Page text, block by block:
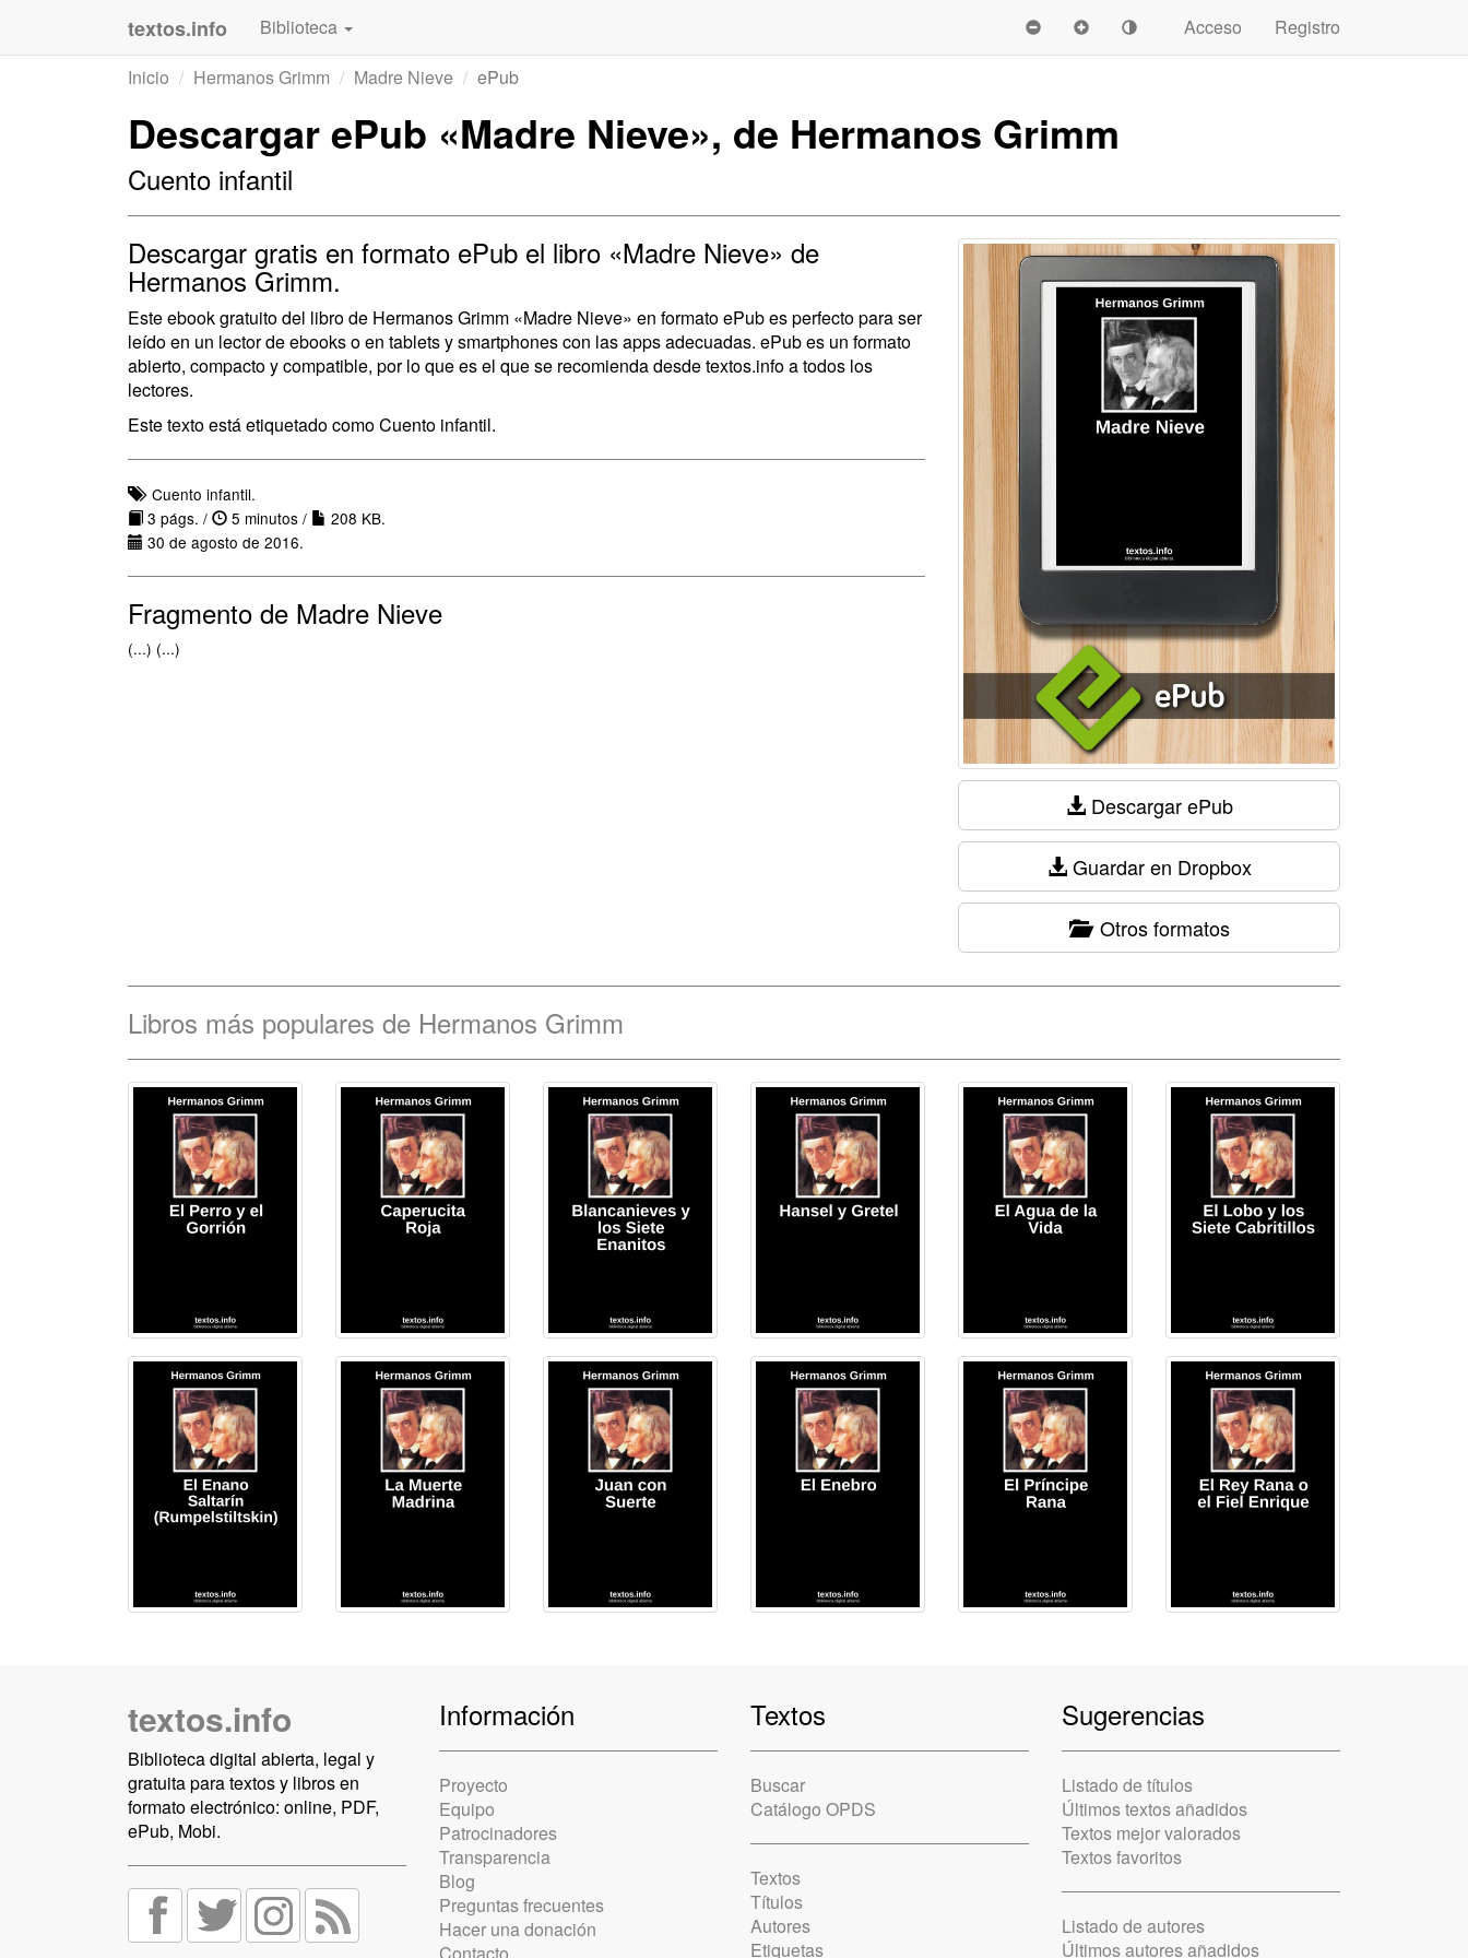
textos.info Biblioteca Acceso
Registro
Inicio
Hermanos Grimm Madre Nieve ePub
Descargar ePub «Madre Nieve», de Hermanos Grimm
Cuento infantil
Descargar gratis en formato ePub el libro «Madre Nieve» de
Hermanos Grimm.
Este ebook gratuito del libro de Hermanos Grimm «Madre Nieve» en formato ePub es perfecto para ser
leído en un lector de ebooks o en tablets y smartphones con las apps adecuadas. ePub es un formato
abierto, compacto y compatible, por lo que es el que se recomienda desde textos.info a todos los
lectores.
Este texto está etiquetado como Cuento infantil.
Cuento infantil.
3 págs. /
5 minutos /
208 KB.
30 de agosto de 2016.
Fragmento de Madre Nieve
(...) (...)
Descargar ePub
Guardar en Dropbox
Otros formatos
Libros más populares de Hermanos Grimm
textos.info
Biblioteca digital abierta, legal y
gratuita para textos y libros en
formato electrónico: online, PDF,
ePub, Mobi.
Información
Proyecto
Equipo
Patrocinadores
Transparencia
Blog
Preguntas frecuentes
Hacer una donación
Textos
Buscar
Catálogo OPDS
Textos
Títulos
Autores
Etiquetas
Sugerencias
Listado de títulos
Últimos textos añadidos
Textos mejor valorados
Textos favoritos
Listado de autores
Últimos autores añadidos